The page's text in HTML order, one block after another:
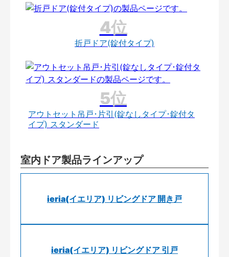
折戸ドア(錠付タイプ)
アウトセット吊戸･片引(錠なしタイプ･錠付タ
イプ) スタンダード
室内ドア製品ラインアップ
ieria(イエリア) リビングドア 開き戸
ieria(イエリア) リビングドア 引戸